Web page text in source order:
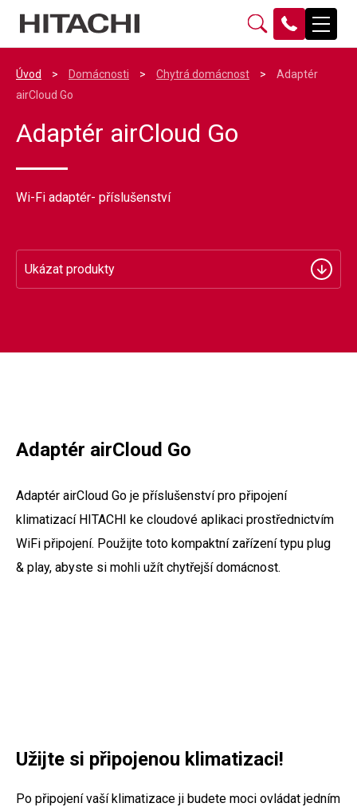
Úvod > Domácnosti > Chytrá domácnost >
Adaptér
airCloud Go
Adaptér airCloud Go
Wi-Fi adaptér- příslušenství
Ukázat produkty
Adaptér airCloud Go
Adaptér airCloud Go je příslušenství pro připojení
klimatizací HITACHI ke cloudové aplikaci prostřednictvím
WiFi připojení. Použijte toto kompaktní zařízení typu plug
& play, abyste si mohli užít chytřejší domácnost.
Užijte si připojenou klimatizaci!
Po připojení vaší klimatizace ji budete moci ovládat jedním